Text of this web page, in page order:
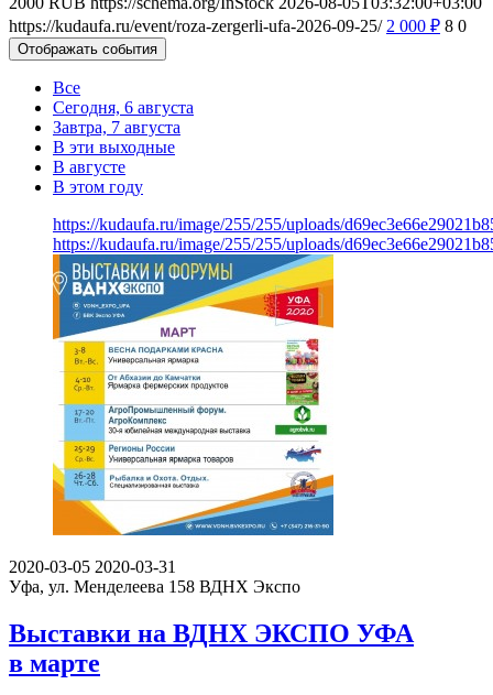
https://kudaufa.ru/event/roza-zergerli-ufa-2026-09-25/ 2 000 ₽ 8 0
Отображать события
Все
Сегодня, 6 августа
Завтра, 7 августа
В эти выходные
В августе
В этом году
https://kudaufa.ru/image/255/255/uploads/
https://kudaufa.ru/image/255/255/uploads/
2020-03-05 2020-03-31
Уфа, ул. Менделеева 158 ВДНХ Экспо
Выставки на ВДНХ ЭКСПО УФА
в марте